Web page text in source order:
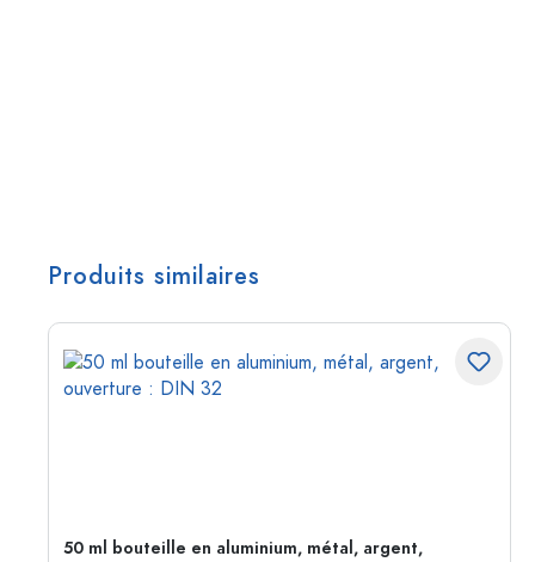
Produits similaires
50 ml bouteille en aluminium, métal, argent,